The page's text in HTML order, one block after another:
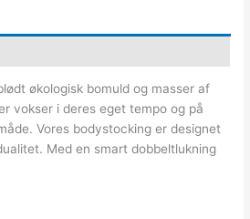
økologisk bomuld og masser af
vokser i deres eget tempo og på
Vores bodystocking er designet
Med en smart dobbeltlukning